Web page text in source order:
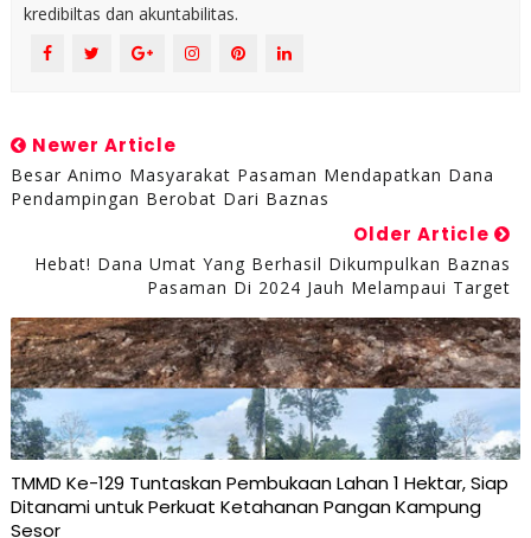
kredibiltas dan akuntabilitas.
Newer Article
Besar Animo Masyarakat Pasaman Mendapatkan Dana
Pendampingan Berobat Dari Baznas
Older Article
Hebat! Dana Umat Yang Berhasil Dikumpulkan Baznas
Pasaman Di 2024 Jauh Melampaui Target
TMMD Ke-129 Tuntaskan Pembukaan Lahan 1 Hektar, Siap
Ditanami untuk Perkuat Ketahanan Pangan Kampung
Sesor